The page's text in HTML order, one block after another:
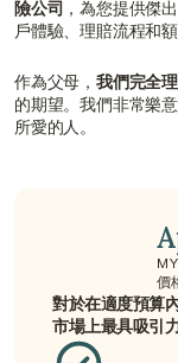
險公司 ，為您提供傑
戶體驗、理賠流程和額
作為父母， 我們完全
的期望。我們非常樂
所愛的人。
價
對於在適度預算
市場上最具吸引